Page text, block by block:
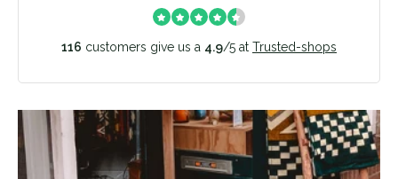
116 customers give us a 4.9/5 at Trusted-shops